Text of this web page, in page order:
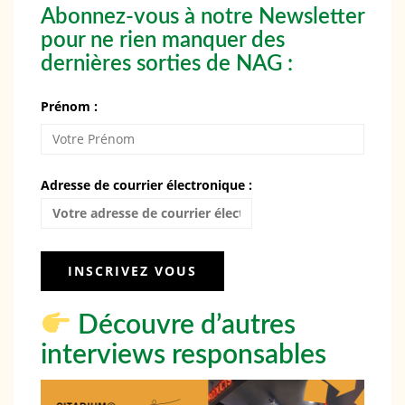
Abonnez-vous à notre Newsletter
pour ne rien manquer des
dernières sorties de NAG :
Prénom :
Adresse de courrier électronique :
Découvre d’autres
interviews responsables